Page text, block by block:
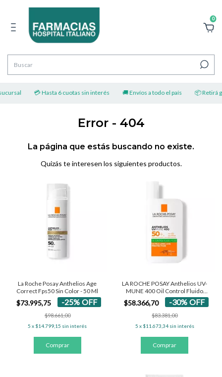
0
💳 Hasta 6 cuotas sin interés 🚚 Envíos a todo el país 📦 Retirá
Error - 404
La página que estás buscando no existe.
Quizás te interesen los siguientes productos.
La Roche Posay Anthelios Age
Correct Fps50 Sin Color - 50 Ml
$73.995,75 -25%OFF
$98.661,00
5 x $14.799,15 sin interés
LA ROCHE POSAY Anthelios UV-
MUNE 400 Oil Control Fluido
SPF50+
$58.366,70 -30% OFF
$83.381,00
5 x $11.673,34 sin interés